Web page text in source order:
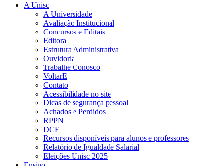
A Unisc
A Universidade
Avaliação Institucional
Concursos e Editais
Editora
Estrutura Administrativa
Ouvidoria
Trabalhe Conosco
VoltarE
Contato
Acessibilidade no site
Dicas de segurança pessoal
Achados e Perdidos
RPPN
DCE
Recursos disponíveis para alunos e professores
Relatório de Igualdade Salarial
Eleições Unisc 2025